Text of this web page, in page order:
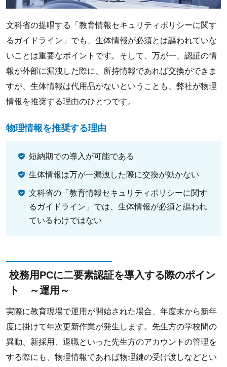
文科省の提唱する「教育情報セキュリティポリシーに関す
るガイドライン」でも、生体情報が必須とは謳われていな
いことは重要なポイントです。そして、万が一、認証の情
報が外部に漏洩した際に、所持情報であれば交換ができま
すが、生体情報は代用品がないということも、弊社が物理
情報を推奨する理由のひとつです。
物理情報を推奨する理由
短納期での導入が可能である
生体情報は万が一漏洩した際に交換が効かない
文科省の「教育情報セキュリティポリシーに関す
るガイドライン」では、生体情報が必須と謳われ
ているわけではない
校務用PCに二要素認証を導入する際のポイン
ト ～運用～
実際に教育現場で運用が開始された場合、年度末から新年
度に掛けて年次更新作業が発生します。先生方の学校間の
異動、新採用、退職といった先生方のアカウントの管理を
する際にも、物理情報であれば物理鍵の受け渡しなどとい